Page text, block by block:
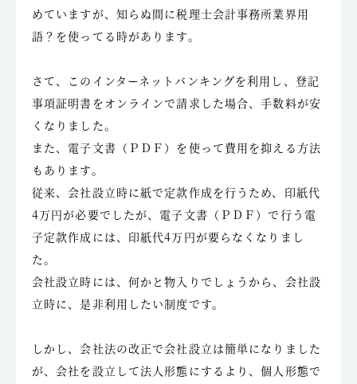
めていますが、知らぬ間に税理士会計事務所業界用
語？を使ってる時があります。
さて、このインターネットバンキングを利用し、登記
事項証明書をオンラインで請求した場合、手数料が安
くなりました。
また、電子文書（ＰＤＦ）を使って費用を抑える方法
もあります。
従来、会社設立時に紙で定款作成を行うため、印紙代
4万円が必要でしたが、電子文書（ＰＤＦ）で行う電
子定款作成には、印紙代4万円が要らなくなりまし
た。
会社設立時には、何かと物入りでしょうから、会社設
立時に、是非利用したい制度です。
しかし、会社法の改正で会社設立は簡単になりました
が、会社を設立して法人形態にするより、個人形態で